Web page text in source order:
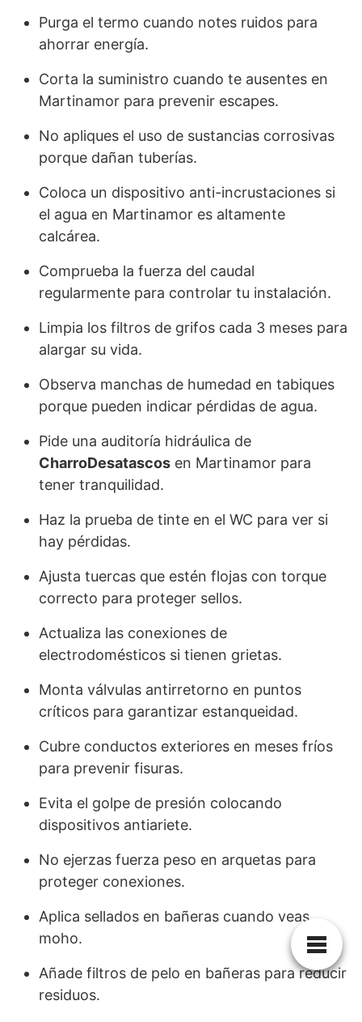
Purga el termo cuando notes ruidos para
ahorrar energía.
Corta la suministro cuando te ausentes en
Martinamor para prevenir escapes.
No apliques el uso de sustancias corrosivas
porque dañan tuberías.
Coloca un dispositivo anti-incrustaciones si
el agua en Martinamor es altamente
calcárea.
Comprueba la fuerza del caudal
regularmente para controlar tu instalación.
Limpia los filtros de grifos cada 3 meses para
alargar su vida.
Observa manchas de humedad en tabiques
porque pueden indicar pérdidas de agua.
Pide una auditoría hidráulica de
CharroDesatascos en Martinamor para
tener tranquilidad.
Haz la prueba de tinte en el WC para ver si
hay pérdidas.
Ajusta tuercas que estén flojas con torque
correcto para proteger sellos.
Actualiza las conexiones de
electrodomésticos si tienen grietas.
Monta válvulas antirretorno en puntos
críticos para garantizar estanqueidad.
Cubre conductos exteriores en meses fríos
para prevenir fisuras.
Evita el golpe de presión colocando
dispositivos antiariete.
No ejerzas fuerza peso en arquetas para
proteger conexiones.
Aplica sellados en bañeras cuando veas
moho.
Añade filtros de pelo en bañeras para reducir
residuos.